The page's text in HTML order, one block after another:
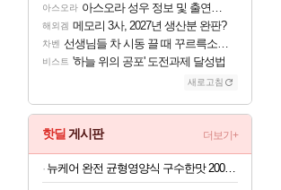
아스오라 아스오라 성우 정보 및 출연작 모음
해외겜 메모리 3사, 2027년 생산분 완판?
차벤 선생님들 차 시동 끌 때 꾸르륵소리나는데
비스트 '하늘 위의 공포' 도전과제 달성법
새로고침
핫딜 게시판 더보기+
뉴케어 완전 균형영양식 구수한맛 200ml x 24개